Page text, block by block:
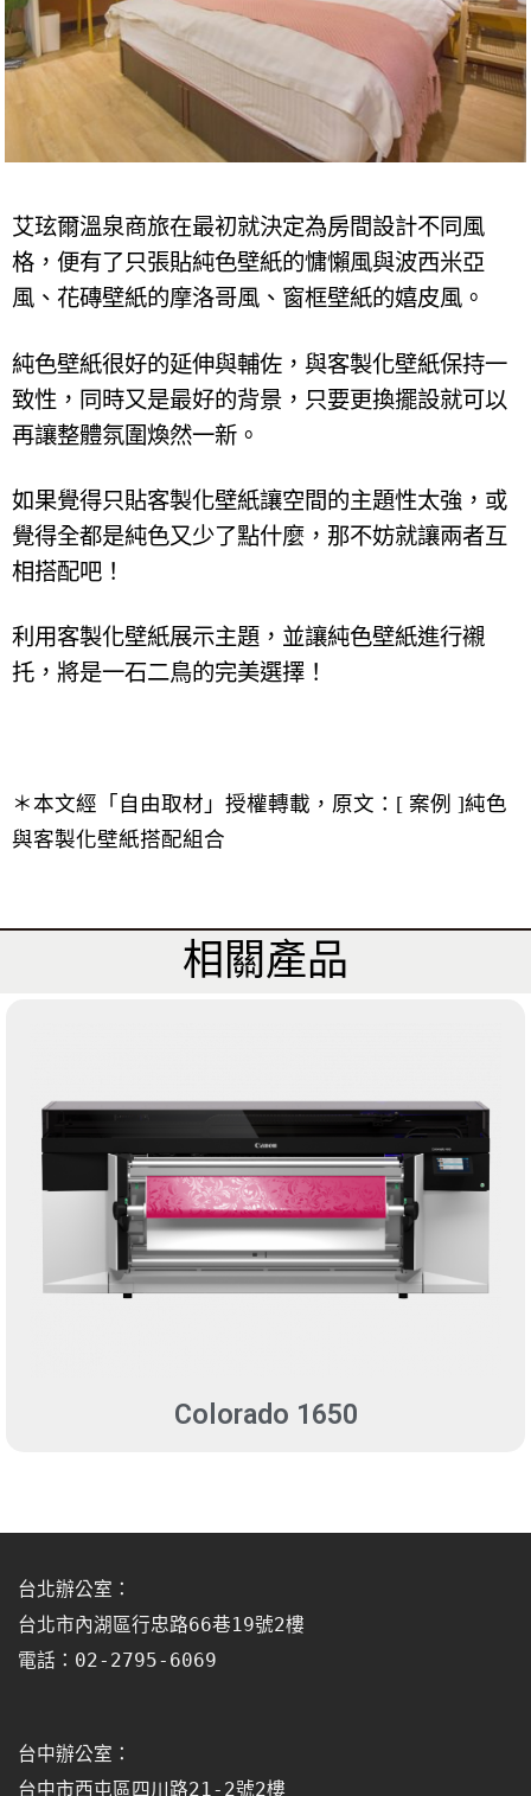
艾玹爾溫泉商旅在最初就決定為房間設計不同風
格，便有了只張貼純色壁紙的慵懶風與波西米亞
風、花磚壁紙的摩洛哥風、窗框壁紙的嬉皮風。
純色壁紙很好的延伸與輔佐，與客製化壁紙保持一
致性，同時又是最好的背景，只要更換擺設就可以
再讓整體氛圍煥然一新。
如果覺得只貼客製化壁紙讓空間的主題性太強，或
覺得全都是純色又少了點什麼，那不妨就讓兩者互
相搭配吧！
利用客製化壁紙展示主題，並讓純色壁紙進行襯
托，將是一石二鳥的完美選擇！
＊本文經「 自由取材 」授權轉載，原文： [ 案例 ]純色
與客製化壁紙搭配組合
相關產品
Colorado 1650
台北辦公室：
台北市內湖區行忠路66巷19號2樓
電話：02-2795-6069
台中辦公室：
台中市西屯區四川路21-2號2樓